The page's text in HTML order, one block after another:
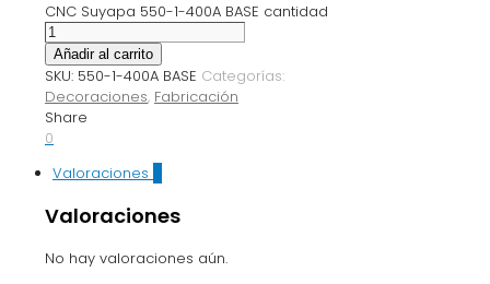
CNC Suyapa 550-1-400A BASE cantidad
Añadir al carrito
SKU: 550-1-400A BASE Categorías:
Decoraciones, Fabricación
Share
0
Valoraciones
Valoraciones
No hay valoraciones aún.